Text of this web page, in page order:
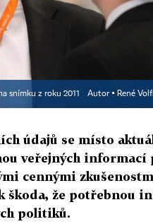
snímku z roku 2011 Autor ▪ René
údajů se místo
veřejných informací
cennými
škoda, že potřebnou
politiků.